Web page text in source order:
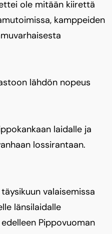
ole mitään kiirettä
kamppeiden
lähdön nopeus
laidalle ja
lossirantaan.
valaisemissa
länsilaidalle
Pippovuoman